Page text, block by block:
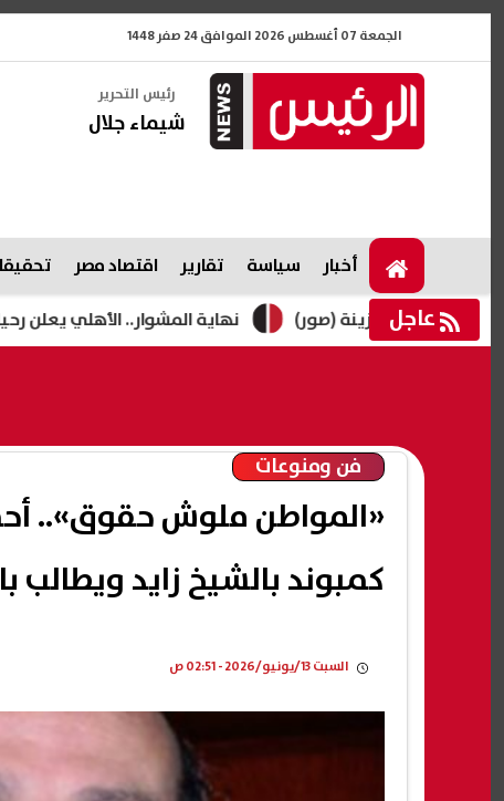
الجمعة 07 أغسطس 2026 الموافق 24 صفر 1448
رئيس التحرير
شيماء جلال
أخبار سياسة تقارير اقتصاد مصر
عاجل نهاية المشوار.. الأهلي يعلن رحيل ابنته زينة (صور)
فن ومنوعات
«المواطن ملوش حقوق»..
كمبوند بالشيخ زايد ويطالب
السبت 13/يونيو/2026 - 02:51 ص